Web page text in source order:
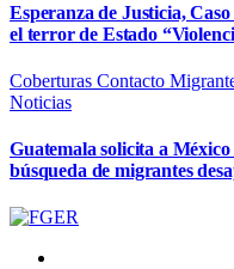
Esperanza de Justicia,
el terror de Estado
Coberturas Contacto
Noticias
Guatemala solicita a
búsqueda de migrantes